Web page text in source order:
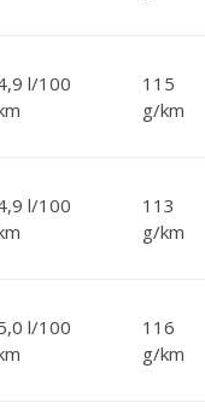
l/100
115
g/km
l/100
113
g/km
l/100
116
g/km